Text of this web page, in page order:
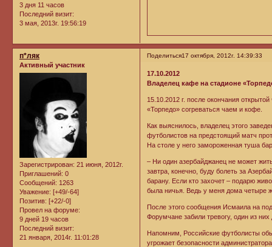
3 дня 11 часов
Последний визит:
3 мая, 2013г. 19:56:19
Поделиться17 октября, 2012г. 14:39:33
п*ляк
Активный участник
Зарегистрирован: 21 июня, 2012г.
Приглашений: 0
Сообщений: 1263
Уважение: [+49/-64]
Позитив: [+22/-0]
Провел на форуме:
9 дней 19 часов
Последний визит:
21 января, 2014г. 11:01:28
17.10.2012
Владелец кафе на стадионе
15.10.2012 г. после окончания
«Торпедо» согреваться чаем и кофе.
Как выяснилось, владелец этого
футболистов на предстоящий матч
На столе у него замороженная туша
– Ни один азербайджанец не может
завтра, конечно, буду болеть за
барану. Если кто захочет – подарю
была ничья. Ведь у меня дома четыре
После этого сообщения Исмаила на
Форумчане забили тревогу, один из
Напомним, Российские футболисты
угрожает безопасности